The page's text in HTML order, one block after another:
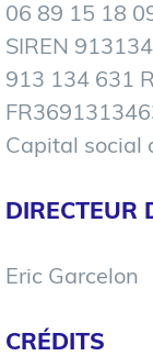
06 89 15 18
SIREN
913 134 631
Capital social
DIRECTEUR
Eric Garcelon
CRÉDITS